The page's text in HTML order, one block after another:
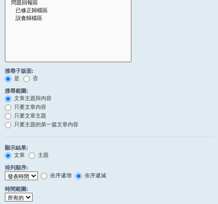
搜尋子版面:
是
否
搜尋範圍:
文章主題與內容
只要文章內容
只要文章主題
只要主題的第一篇文章內容
顯示結果:
文章
主題
排列順序:
依序遞增
依序遞減
時間範圍: